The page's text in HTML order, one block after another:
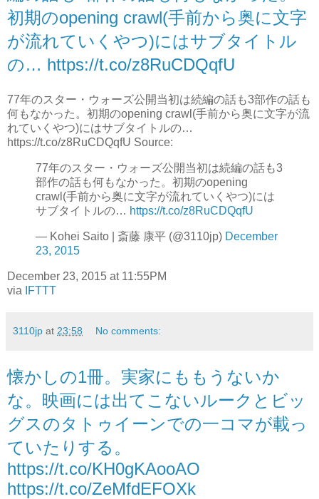
初期のopening crawl(手前から奥に文字
が流れていくやつ)にはサブタイトル
の… https://t.co/z8RuCDQqfU
77年のスター・ウォーズ公開当初は続編の話も3部作の話も
何もなかった。初期のopening crawl(手前から奥に文字が流
れていくやつ)にはサブタイトルの…
https://t.co/z8RuCDQqfU Source:
77年のスター・ウォーズ公開当初は続編の話も3
部作の話も何もなかった。初期のopening
crawl(手前から奥に文字が流れていくやつ)には
サブタイトルの… https://t.co/z8RuCDQqfU
— Kohei Saito | 斎藤 康平 (@3110jp) December
23, 2015
December 23, 2015 at 11:55PM
via
IFTTT
3110jp at 23:58 No comments:
懐かしの1冊。実家にももうないか
な。映画には出てこないルークとビッ
グスのタトゥイーンでの一コマが載っ
ていたりする。
https://t.co/KH0gKAooAO
https://t.co/ZeMfdEFOXk